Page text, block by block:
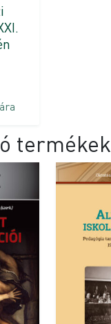
termékek